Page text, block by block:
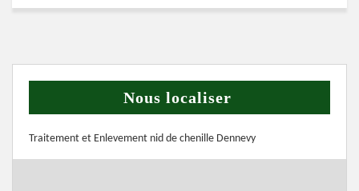
Nous localiser
Traitement et Enlevement nid de chenille Dennevy